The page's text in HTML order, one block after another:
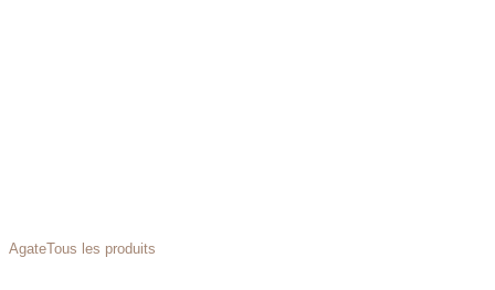
AgateTous les produits